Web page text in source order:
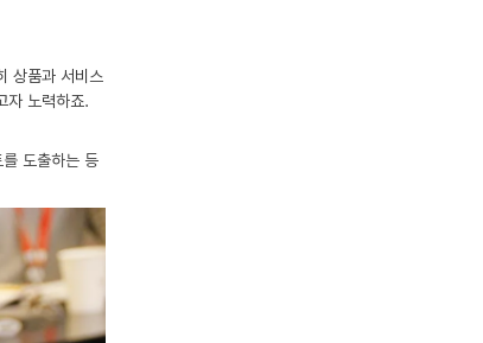
상품과 서비스
자 노력하죠.
도출하는 등